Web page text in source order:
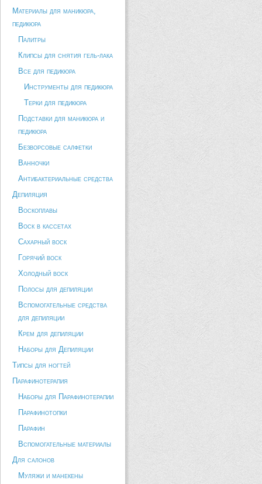
Материалы для маникюра,
педикюра
Палитры
Клипсы для снятия гель-лака
Все для педикюра
Инструменты для педикюра
Терки для педикюра
Подставки для маникюра и
педикюра
Безворсовые салфетки
Ванночки
Антибактериальные средства
Депиляция
Воскоплавы
Воск в кассетах
Сахарный воск
Горячий воск
Холодный воск
Полосы для депиляции
Вспомогательные средства
для депиляции
Крем для депиляции
Наборы для Депиляции
Типсы для ногтей
Парафинотерапия
Наборы для Парафинотерапии
Парафинотопки
Парафин
Вспомогательные материалы
Для салонов
Муляжи и манекены